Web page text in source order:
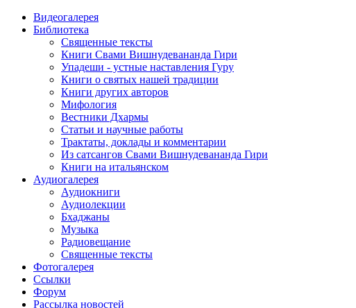
Видеогалерея
Библиотека
Священные тексты
Книги Свами Вишнудевананда Гири
Упадеши - устные наставления Гуру
Книги о святых нашей традиции
Книги других авторов
Мифология
Вестники Дхармы
Статьи и научные работы
Трактаты, доклады и комментарии
Из сатсангов Свами Вишнудевананда Гири
Книги на итальянском
Аудиогалерея
Аудиокниги
Аудиолекции
Бхаджаны
Музыка
Радиовещание
Священные тексты
Фотогалерея
Ссылки
Форум
Рассылка новостей